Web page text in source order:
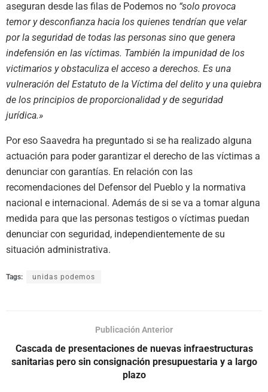
aseguran desde las filas de Podemos no “solo provoca
temor y desconfianza hacia los quienes tendrían que velar
por la seguridad de todas las personas sino que genera
indefensión en las víctimas. También la impunidad de los
victimarios y obstaculiza el acceso a derechos. Es una
vulneración del Estatuto de la Víctima del delito y una quiebra
de los principios de proporcionalidad y de seguridad
jurídica.»
Por eso Saavedra ha preguntado si se ha realizado alguna
actuación para poder garantizar el derecho de las víctimas a
denunciar con garantías. En relación con las
recomendaciones del Defensor del Pueblo y la normativa
nacional e internacional. Además de si se va a tomar alguna
medida para que las personas testigos o víctimas puedan
denunciar con seguridad, independientemente de su
situación administrativa.
Tags: unidas podemos
Publicación Anterior
Cascada de presentaciones de nuevas infraestructuras
sanitarias pero sin consignación presupuestaria y a largo
plazo